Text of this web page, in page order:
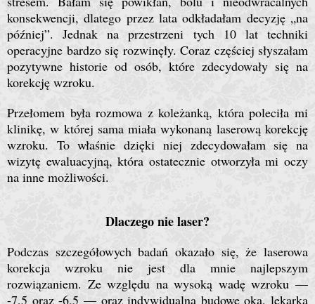
konsekwencji, dlatego przez lata odkładałam decyzję „na
później”. Jednak na przestrzeni tych 10 lat techniki
operacyjne bardzo się rozwinęły. Coraz częściej słyszałam
pozytywne historie od osób, które zdecydowały się na
korekcję wzroku.
Przełomem była rozmowa z koleżanką, która poleciła mi
klinikę, w której sama miała wykonaną laserową korekcję
wzroku. To właśnie dzięki niej zdecydowałam się na
wizytę ewaluacyjną, która ostatecznie otworzyła mi oczy
na inne możliwości.
Dlaczego nie laser?
Podczas szczegółowych badań okazało się, że laserowa
korekcja wzroku nie jest dla mnie najlepszym
rozwiązaniem. Ze względu na wysoką wadę wzroku —
-7,5 oraz -6,5 — oraz indywidualną budowę oka, lekarka